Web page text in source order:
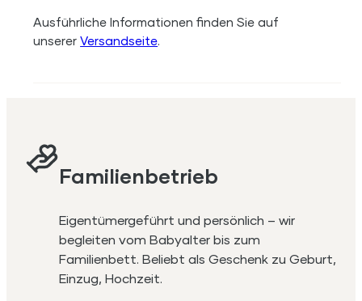
Ausführliche Informationen finden Sie auf
unsererVersandseite.
Familienbetrieb
Eigentümergeführt und persönlich – wir
begleiten vom Babyalter bis zum
Familienbett. Beliebt als Geschenk zu Geburt,
Einzug, Hochzeit.